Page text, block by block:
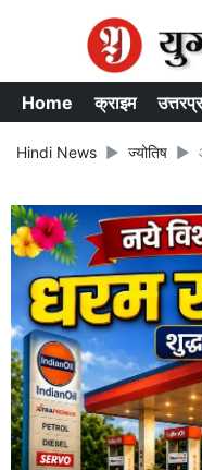
Home क्राइम
Hindi News ज्योतिष